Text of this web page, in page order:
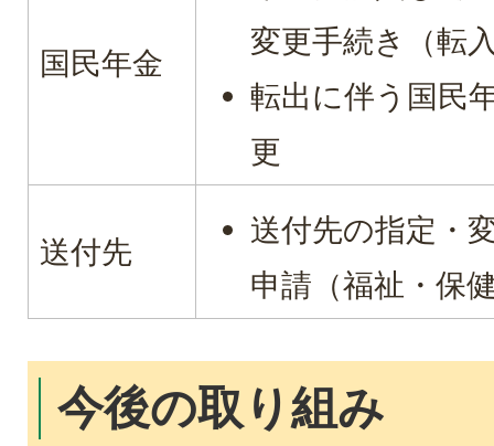
国民年金
変更手続き（転
転出に伴う国民
更
送付先
送付先の指定・
申請（福祉・保
今後の取り組み